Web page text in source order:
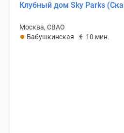
Клубный дом Sky Parks
Москва, СВАО
Бабушкинская
10 мин.